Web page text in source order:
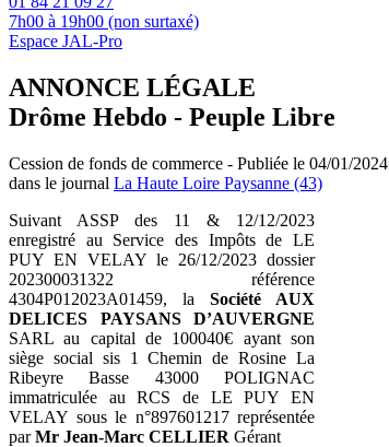
7h00 à 19h00 (non surtaxé)
Espace JAL-Pro
ANNONCE LÉGALE
Drôme Hebdo - Peuple Libre
Cession de fonds de commerce - Publiée le 04/01/2024
dans le journal La Haute Loire Paysanne (43)
Suivant ASSP des 11 & 12/12/2023
enregistré au Service des Impôts de LE
PUY EN VELAY le 26/12/2023 dossier
202300031322 référence
4304P012023A01459, la Société AUX
DELICES PAYSANS D’AUVERGNE
SARL au capital de 100040€ ayant son
siège social sis 1 Chemin de Rosine La
Ribeyre Basse 43000 POLIGNAC
immatriculée au RCS de LE PUY EN
VELAY sous le n°897601217 représentée
parMr Jean-Marc CELLIER Gérant